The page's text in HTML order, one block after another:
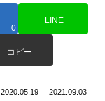
0
LINE
コピー
2020.05.19 2021.09.03